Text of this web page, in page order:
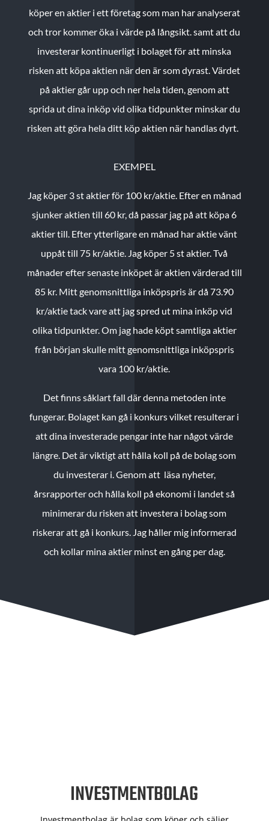
köper en aktier i ett företag som man har analyserat
och tror kommer öka i värde på långsikt. samt att du
investerar kontinuerligt i bolaget för att minska
risken att köpa aktien när den är som dyrast. Värdet
på aktier går upp och ner hela tiden, genom att
sprida ut dina inköp vid olika tidpunkter minskar du
risken att göra hela ditt köp aktien när handlas dyrt.
EXEMPEL
Jag köper 3 st aktier för 100 kr/aktie. Efter en månad
sjunker aktien till 60 kr, då passar jag på att köpa 6
aktier till. Efter ytterligare en månad har aktie vänt
uppåt till 75 kr/aktie. Jag köper 5 st aktier.Två
månader efter senaste inköpet är aktien värderad till
85 kr. Mitt genomsnittliga inköpspris är då 73.90
kr/aktie tack vare att jag spred ut mina inköp vid
olika tidpunkter. Om jag hade köpt samtliga aktier
från början skulle mitt genomsnittliga inköpspris
vara 100 kr/aktie.
Det finns såklart fall där denna metoden inte
fungerar. Bolaget kan gå i konkurs vilket resulterar i
att dina investerade pengar inte har något värde
längre. Det är viktigt att hålla koll på de bolag som
du investerar i. Genom att läsa nyheter,
årsrapporter och hålla koll på ekonomi i landet så
minimerar du risken att investera i bolag som
riskerar att gå i konkurs. Jag håller mig informerad
och kollar mina aktier minst en gång per dag.
INVESTMENTBOLAG